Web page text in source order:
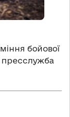
бойової
пресслужба